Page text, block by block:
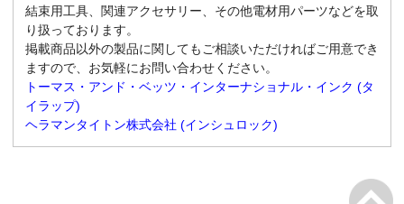
結束用工具、関連アクセサリー、その他電材用パーツなどを取
り扱っております。
掲載商品以外の製品に関してもご相談いただければご用意でき
ますので、お気軽にお問い合わせください。
トーマス・アンド・ベッツ・インターナショナル・インク (タ
イラップ)
ヘラマンタイトン株式会社 (インシュロック)